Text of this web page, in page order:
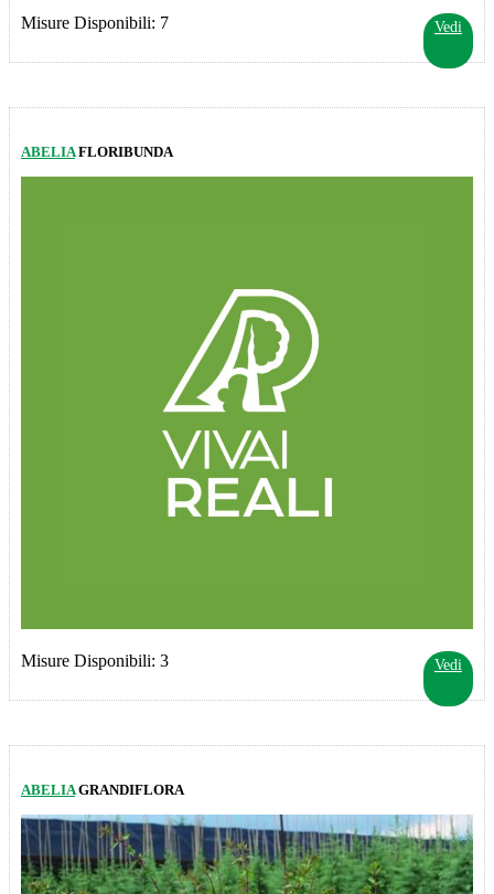
Vedi
Misure Disponibili: 7
ABELIAFLORIBUNDA
Vedi
Misure Disponibili: 3
ABELIAGRANDIFLORA